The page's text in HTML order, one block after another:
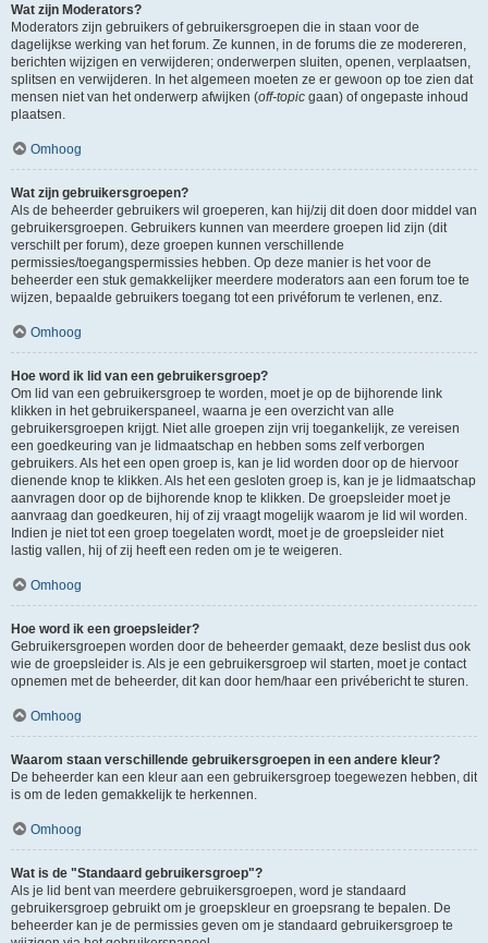
Wat zijn Moderators?
Moderators zijn gebruikers of gebruikersgroepen die in staan voor de
dagelijkse werking van het forum. Ze kunnen, in de forums die ze modereren,
berichten wijzigen en verwijderen; onderwerpen sluiten, openen, verplaatsen,
splitsen en verwijderen. In het algemeen moeten ze er gewoon op toe zien dat
mensen niet van het onderwerp afwijken (off-topic gaan) of ongepaste inhoud
plaatsen.
Omhoog
Wat zijn gebruikersgroepen?
Als de beheerder gebruikers wil groeperen, kan hij/zij dit doen door middel van
gebruikersgroepen. Gebruikers kunnen van meerdere groepen lid zijn (dit
verschilt per forum), deze groepen kunnen verschillende
permissies/toegangspermissies hebben. Op deze manier is het voor de
beheerder een stuk gemakkelijker meerdere moderators aan een forum toe te
wijzen, bepaalde gebruikers toegang tot een privéforum te verlenen, enz.
Omhoog
Hoe word ik lid van een gebruikersgroep?
Om lid van een gebruikersgroep te worden, moet je op de bijhorende link
klikken in het gebruikerspaneel, waarna je een overzicht van alle
gebruikersgroepen krijgt. Niet alle groepen zijn vrij toegankelijk, ze vereisen
een goedkeuring van je lidmaatschap en hebben soms zelf verborgen
gebruikers. Als het een open groep is, kan je lid worden door op de hiervoor
dienende knop te klikken. Als het een gesloten groep is, kan je je lidmaatschap
aanvragen door op de bijhorende knop te klikken. De groepsleider moet je
aanvraag dan goedkeuren, hij of zij vraagt mogelijk waarom je lid wil worden.
Indien je niet tot een groep toegelaten wordt, moet je de groepsleider niet
lastig vallen, hij of zij heeft een reden om je te weigeren.
Omhoog
Hoe word ik een groepsleider?
Gebruikersgroepen worden door de beheerder gemaakt, deze beslist dus ook
wie de groepsleider is. Als je een gebruikersgroep wil starten, moet je contact
opnemen met de beheerder, dit kan door hem/haar een privébericht te sturen.
Omhoog
Waarom staan verschillende gebruikersgroepen in een andere kleur?
De beheerder kan een kleur aan een gebruikersgroep toegewezen hebben, dit
is om de leden gemakkelijk te herkennen.
Omhoog
Wat is de "Standaard gebruikersgroep"?
Als je lid bent van meerdere gebruikersgroepen, word je standaard
gebruikersgroep gebruikt om je groepskleur en groepsrang te bepalen. De
beheerder kan je de permissies geven om je standaard gebruikersgroep te